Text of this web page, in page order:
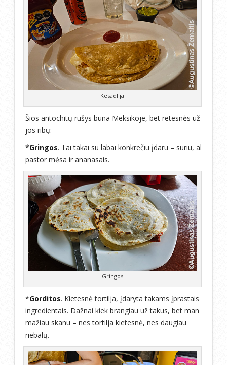
Kesadlija
Šios antochitų rūšys būna Meksikoje, bet retesnės už
jos ribų:
*Gringos. Tai takai su labai konkrečiu įdaru – sūriu, al
pastor mėsa ir ananasais.
Gringos
*Gorditos. Kietesnė tortilja, įdaryta takams įprastais
ingredientais. Dažnai kiek brangiau už takus, bet man
mažiau skanu – nes tortilja kietesnė, nes daugiau
riebalų.